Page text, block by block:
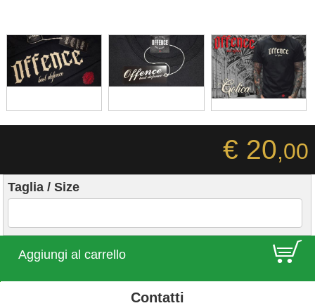
€ 20,00
Taglia / Size
Aggiungi al carrello E
Contatti